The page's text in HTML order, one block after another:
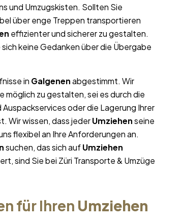
und Umzugskisten. Sollten Sie
über enge Treppen transportieren
effizienter und sicherer zu gestalten.
keine Gedanken über die Übergabe
in Galgenenabgestimmt. Wir
möglich zu gestalten, sei es durch die
oder die Lagerung Ihrer
Wir wissen, dass jederUmziehenseine
flexibel an Ihre Anforderungen an.
suchen, das sich aufUmziehen
sind Sie bei Züri Transporte & Umzüge
für Ihren Umziehen